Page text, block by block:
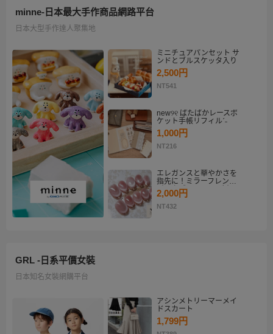
minne-日本最大手作商品網路平台
日本大型手作達人聚集地
ミニチュアパンセット サ
ンドとブルスケッタ入り
2,500円
NT541
new୨୧ ぱたぱかレースポ
ケット手帳リフィルˊ˗
1,000円
NT216
エレガンスと華やかさを
指先に！ミラーフレンチ
ピンクゴールド マグネッ
トネイルチップセット
【ネイルチップオーダ
2,000円
NT432
GRL -日系平價女裝
日本知名女裝網購平台
アシンメトリーマーメイ
ドスカート
1,799円